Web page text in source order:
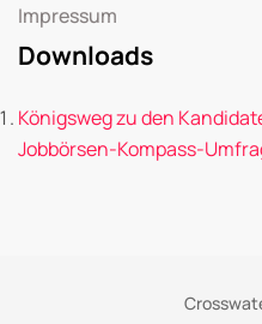
Impressum
Downloads
Königsweg zu den
Jobbörsen-Kompass-